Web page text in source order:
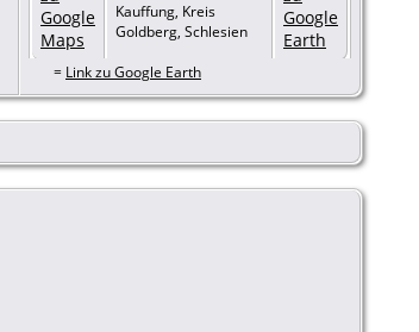
Kauffung, Kreis
Goldberg, Schlesien
= Link zu Google Earth